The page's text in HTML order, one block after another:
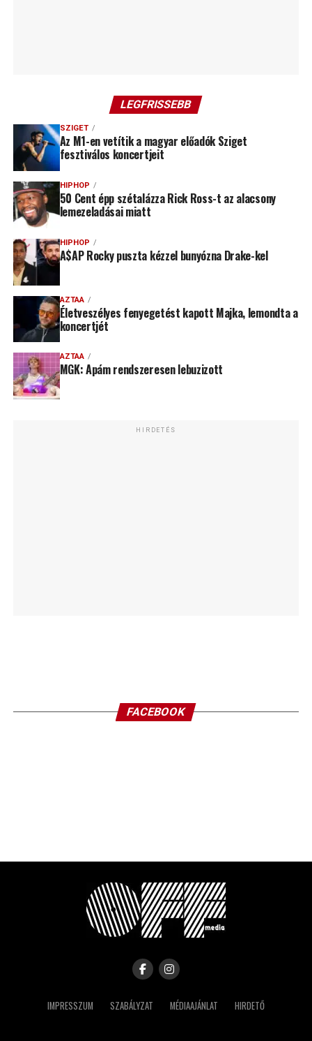
LEGFRISSEBB
SZIGET
Az M1-en vetítik a magyar előadók Sziget
fesztiválos koncertjeit
HIPHOP
50 Cent épp szétalázza Rick Ross-t az alacsony
lemezeladásai miatt
HIPHOP
A$AP Rocky puszta kézzel bunyózna Drake-kel
AZTAA
Életveszélyes fenyegetést kapott Majka, lemondta a
koncertjét
AZTAA
MGK: Apám rendszeresen lebuzizott
HIRDETÉS
FACEBOOK
IMPRESSZUM SZABÁLYZAT MÉDIAAJÁNLAT HIRDETŐ